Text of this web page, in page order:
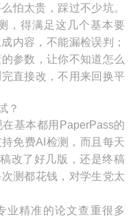
怕太贵，踩过不少坑。
，得满足这几个基本要
内容，不能漏检误判；
参数，让你不知道怎么
直接改，不用来回换平
？
基本都用PaperPass的
免费AI检测，而且每天
改了好几版，还是终稿
测都花钱，对学生党太
业精准的论文查重很多